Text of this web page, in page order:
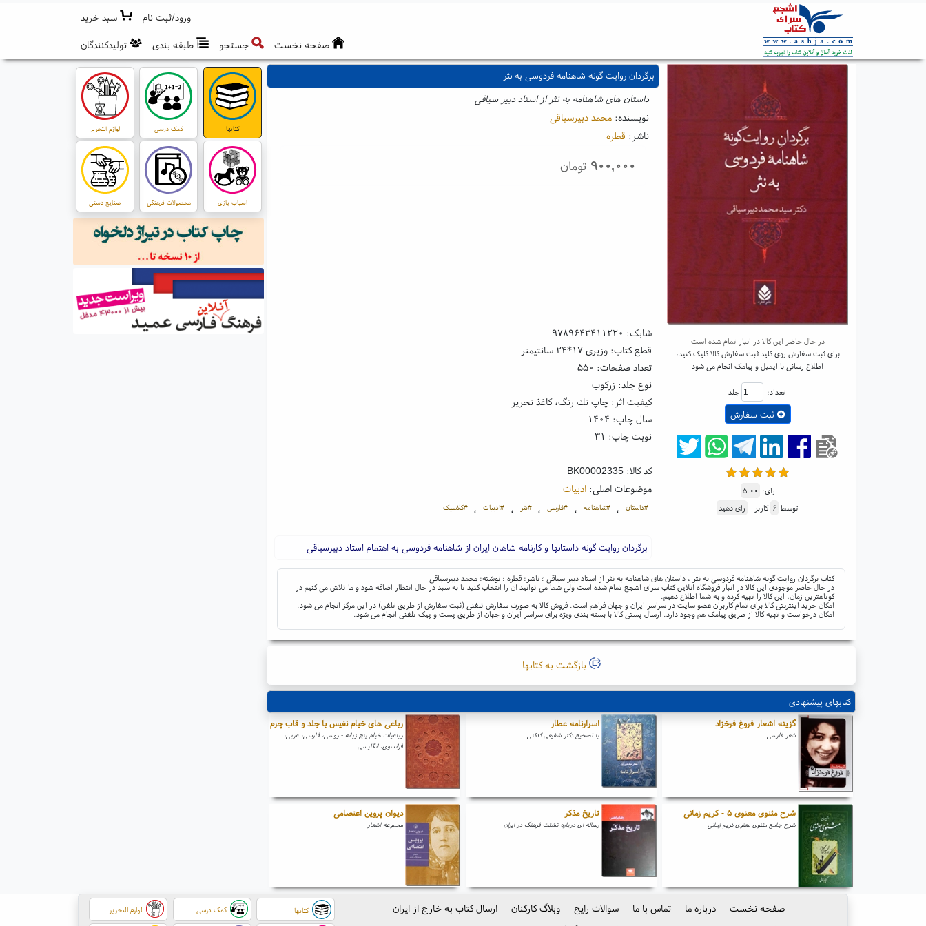
ورود/ثبت نام
سبد خرید
صفحه نخست
جستجو طبقه بندی تولیدکنندگان
برگردان روایت گونه شاهنامه فردوسی به نثر
داستان های شاهنامه به نثر از استاد دبیر سیاقی
نویسنده: محمد دبیرسیاقی
ناشر: قطره
۹۰۰,۰۰۰ تومان
در حال حاضر این کالا در انبار تمام شده است
برای ثبت سفارش روی کلید ثبت سفارش کالا کلیک کنید،
اطلاع رسانی با ایمیل و پیامک انجام می شود
تعداد: جلد
ثبت سفارش
رای: ۵.۰۰
توسط ۶ کاربر - رای دهید
شابک: ۹۷۸۹۶۴۳۴۱۱۲۲۰
قطع کتاب: وزیری ۱۷*۲۴ سانتیمتر
تعداد صفحات: ۵۵۰
نوع جلد: زرکوب
کیفیت اثر: چاپ تك رنگ، کاغذ تحریر
سال چاپ: ۱۴۰۴
نوبت چاپ: ۳۱
کد کالا:BK00002335
موضوعات اصلی:ادبیات
#داستان ، #شاهنامه ، #فارسی ، #نثر ، #ادبیات ، #کلاسیک
برگردان روایت گونه داستانها و کارنامه شاهان ایران از شاهنامه فردوسی به اهتمام استاد دبیرسیاقی
کتاب برگردان روایت گونه شاهنامه فردوسی به نثر ، داستان های شاهنامه به نثر از استاد دبیر سیاقی ؛ ناشر: قطره ؛ نوشته: محمد دبیرسیاقی
در حال حاضر موجودی این کالا در انبار فروشگاه آنلاین کتاب سرای اشجع تمام شده است ولی شما می توانید آن را انتخاب کنید تا به سبد در حال انتظار اضافه شود و ما تلاش می کنیم در
کوتاهترین زمان، این کالا را تهیه کرده و به شما اطلاع دهیم.
امکان خرید اینترنتی کالا برای تمام کاربران عضو سایت در سراسر ایران و جهان فراهم است. فروش کالا به صورت سفارش تلفنی (ثبت سفارش از طریق تلفن) در این مرکز انجام می شود.
امکان درخواست و تهیه کالا از طریق پیامک هم وجود دارد. ارسال پستی کالا با بسته بندی ویژه برای سراسر ایران و جهان از طریق پست و پیک تلفنی انجام می شود.
بازگشت به کتابها
کتابهای پیشنهادی
گزینه اشعار فروغ فرخزاد
شعر فارسی
اسرارنامه عطار
با تصحیح دکتر شفیعی کدکنی
رباعی های خیام نفیس با جلد و قاب چرم
رباعیات خیام پنج زبانه - روسی، فارسی، عربی،
فرانسوی، انگلیسی
شرح مثنوی معنوی ۵ - کریم زمانی
شرح جامع مثنوی معنوی کریم زمانی
تاریخ مذکر
رساله ای درباره تشتت فرهنگ در ایران
دیوان پروین اعتصامی
مجموعه اشعار
کتابها کمک درسی لوازم التحریر
اسباب بازی محصولات فرهنگی صنایع دستی
صفحه نخست درباره ما تماس با ما سوالات رایج وبلاگ کارکنان
ارسال کتاب به خارج از ایران
کتابها کمک درسی لوازم التحریر